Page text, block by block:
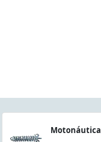
Motonáutica